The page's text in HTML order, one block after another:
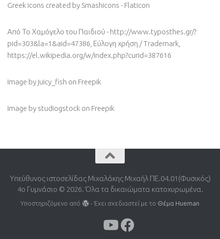
Greek icons created by Smashicons - Flaticon
Από Το Χαμόγελο του Παιδιού - http://www.typosthes.gr/?
pid=303&la=1&aid=47386, Εύλογη χρήση / Trademark,
https://el.wikipedia.org/w/index.php?curid=387616
Image by juicy_fish on Freepik
Image by studiogstock on Freepik
Υπεύθυνος ιστοσελίδας Μιχαλάκης Μιχαήλ ΠΕ.04.01(Φυσικός)
4o Γυμνάσιο © 2026. Όλα τα δικαιώματα κατοχυρωμένα.
Υποστηριζόμενο από - Έχει σχεδιαστεί με το Θέμα Ηueman